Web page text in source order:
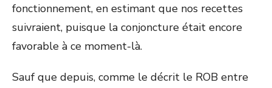
fonctionnement, en estimant que nos recettes
suivraient, puisque la conjoncture était encore
favorable à ce moment-là.
Sauf que depuis, comme le décrit le ROB entre